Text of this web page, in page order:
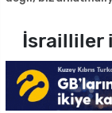
İsrailliler